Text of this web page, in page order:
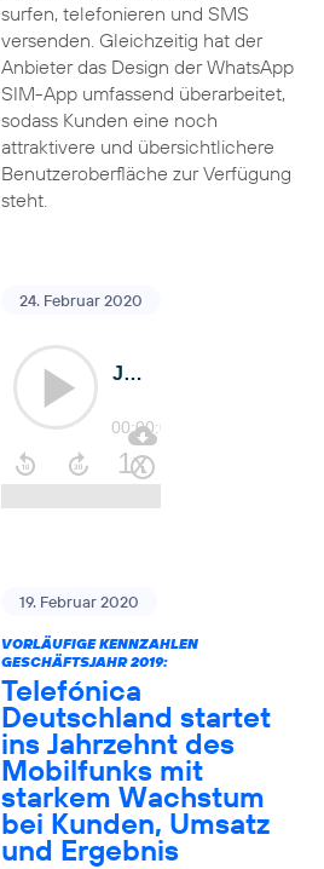
surfen, telefonieren und SMS
versenden. Gleichzeitig hat der
Anbieter das Design der WhatsApp
SIM-App umfassend überarbeitet,
sodass Kunden eine noch
attraktivere und übersichtlichere
Benutzeroberfläche zur Verfügung
steht.
24. Februar 2020
19. Februar 2020
VORLÄUFIGE KENNZAHLEN
GESCHÄFTSJAHR 2019:
Telefónica
Deutschland startet
ins Jahrzehnt des
Mobilfunks mit
starkem Wachstum
bei Kunden, Umsatz
und Ergebnis